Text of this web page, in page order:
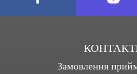
Замовлення